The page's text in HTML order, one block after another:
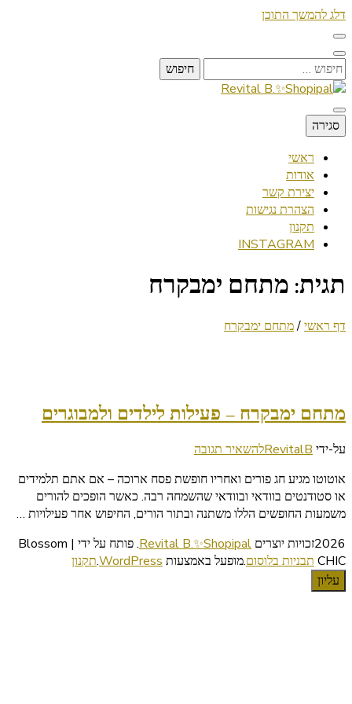
דלג להמשך התוכן
חיפוש:
Revital B.✨Shopipal
Lifestyle ✦ Beauty ✦ Vegan ✦ Travel
סגירה
ראשי
אודות
יצירת קשר
הצהרת נגישות
תקנון
INSTAGRAM
תגית: מתחם ימבקרח
דף ראשי/מתחם ימבקרח
מתחם ימבקרח – פעילות לילדים ולמבוגרים
על-ידי RevitalBלהשאיר תגובהבנושא
ימבקרח
–
פעילות
לילדים
ולמבוגרים
אוטוטו מגיע חג פורים ואחריו חופשת פסח ארוכה – אם אתם תלמידים
או סטודנטים בוודאי ובוודאי שהשמחה רבה. כאשר הופכים להורים
משמעות החופשים הללו משתנה ובתור הורים, החיפוש אחר פעילויות …
2026זכויות יוצרים
Revital B.✨Shopipal
.
פותח על ידי | Blossom
CHIC תבניות בלוסום.מופעל באמצעות WordPress
.תקנון
עליון